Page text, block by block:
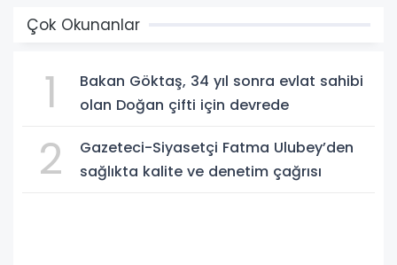
Çok Okunanlar
1
Bakan Göktaş, 34 yıl sonra evlat sahibi
olan Doğan çifti için devrede
2
Gazeteci-Siyasetçi Fatma Ulubey’den
sağlıkta kalite ve denetim çağrısı